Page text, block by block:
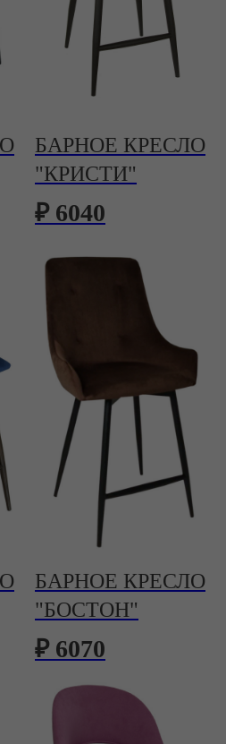
БАРНОЕ КРЕСЛО
"КРИСТИ"
₽ 6040
БАРНОЕ КРЕСЛО
"БОСТОН"
₽ 6070